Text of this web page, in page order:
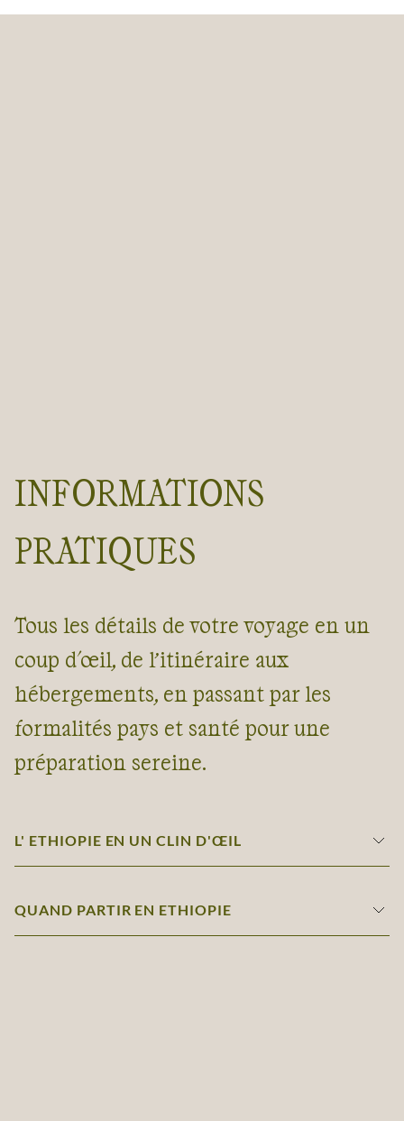
INFORMATIONS
PRATIQUES
Tous les détails de votre voyage en un
coup d'œil, de l’itinéraire aux
hébergements, en passant par les
formalités pays et santé pour une
préparation sereine.
L' ETHIOPIE EN UN CLIN D'ŒIL
QUAND PARTIR EN ETHIOPIE